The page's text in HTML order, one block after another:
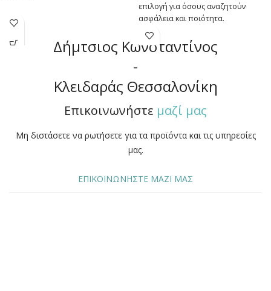
επιλογή για όσους αναζητούν
ασφάλεια και ποιότητα.
Δήμτσιος Κωνσταντίνος
-
Κλειδαράς Θεσσαλονίκη
Επικοινωνήστε μαζί μας
Μη διστάσετε να ρωτήσετε για τα προϊόντα και τις υπηρεσίες
μας.
ΕΠΙΚΟΙΝΩΝΗΣΤΕ ΜΑΖΙ ΜΑΣ